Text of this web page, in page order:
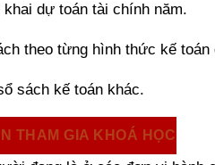
khai dự toán tài chính năm.
theo từng hình thức kế toán
sách kế toán khác.
THAM GIA KHOÁ HỌC